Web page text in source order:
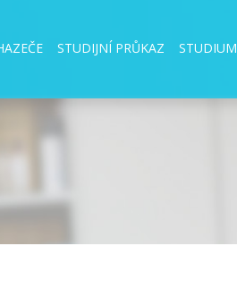
STUDIJNÍ PRŮKAZ STUDIUM